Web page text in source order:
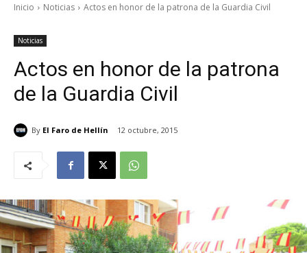
Inicio Noticias Actos en honor de la patrona de la Guardia Civil
Noticias
Actos en honor de la patrona
de la Guardia Civil
By El Faro de Hellín 12 octubre, 2015